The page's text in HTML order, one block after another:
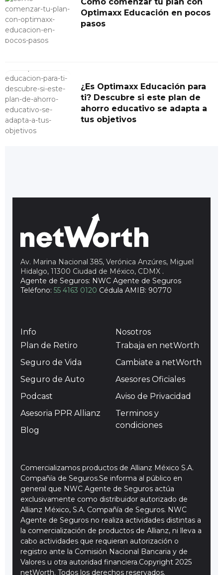
Optimaxx Educación en pocos
pasos
¿Es Optimaxx Educación para
ti? Descubre si este plan de
ahorro educativo se adapta a
tus objetivos
Av. Marina Nacional 385, Verónica Anzúres, Miguel
Hidalgo, 11300 Ciudad de México, CDMX .
Agente de Seguros: NWC Agente de Seguros
Teléfono: 55 4163 0120 Cédula AMIB: 90770
Info
Plan de Retiro
Seguro de Vida
Seguro de Auto
Podcast
Asesoria PPR Allianz
Blog
Nosotros
Trabaja en netWorth
Cambiate a netWorth
Asesores Oficiales
Aviso de Privacidad
Terminos y
condiciones
Comercializamos productos de Allianz México S.A.
Compañía de Seguros.Se informa al público en
general que NWC Agente de Seguros actúa
exclusivamente como distribuidor autorizado de
Allianz México, S.A. Compañía de Seguros. NWC
Agente de Seguros no realiza actividades distintas a
la comercialización de productos de Allianz, ni lleva a
cabo actividades que requieran autorización o
registro ante la Comisión Nacional Bancaria y de
Valores u otra autoridad financiera.Copyright 2025
netWorth. Todos los derechos reservados.